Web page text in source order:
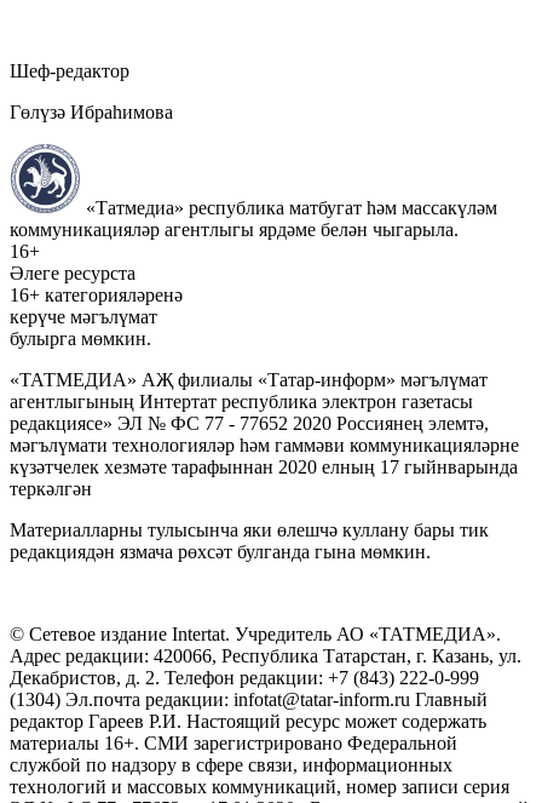
Шеф-редактор
Гөлүзә Ибраһимова
«Татмедиа» республика матбугат һәм массакүләм
коммуникацияләр агентлыгы ярдәме белән чыгарыла.
16+
Әлеге ресурста
16+ категорияләренә
керүче мәгълүмат
булырга мөмкин.
«ТАТМЕДИА» АҖ филиалы «Татар-информ» мәгълүмат
агентлыгының Интертат республика электрон газетасы
редакциясе» ЭЛ № ФС 77 - 77652 2020 Россиянең элемтә,
мәгълүмати технологияләр һәм гаммәви коммуникацияләрне
күзәтчелек хезмәте тарафыннан 2020 елның 17 гыйнварында
теркәлгән
Материалларны тулысынча яки өлешчә куллану бары тик
редакциядән язмача рөхсәт булганда гына мөмкин.
© Сетевое издание Intertat. Учредитель АО «ТАТМЕДИА».
Адрес редакции: 420066, Республика Татарстан, г. Казань, ул.
Декабристов, д. 2. Телефон редакции: +7 (843) 222-0-999
(1304) Эл.почта редакции: infotat@tatar-inform.ru Главный
редактор Гареев Р.И. Настоящий ресурс может содержать
материалы 16+. СМИ зарегистрировано Федеральной
службой по надзору в сфере связи, информационных
технологий и массовых коммуникаций, номер записи серия